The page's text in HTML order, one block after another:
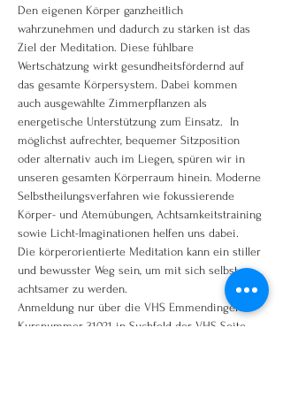
Den eigenen Körper ganzheitlich
wahrzunehmen und dadurch zu stärken ist das
Ziel der Meditation. Diese fühlbare
Wertschätzung wirkt gesundheitsfördernd auf
das gesamte Körpersystem. Dabei kommen
auch ausgewählte Zimmerpflanzen als
energetische Unterstützung zum Einsatz.  In
möglichst aufrechter, bequemer Sitzposition
oder alternativ auch im Liegen, spüren wir in
unseren gesamten Körperraum hinein. Moderne
Selbstheilungsverfahren wie fokussierende
Körper- und Atemübungen, Achtsamkeitstraining
sowie Licht-Imaginationen helfen uns dabei.
Die körperorientierte Meditation kann ein stiller
und bewusster Weg sein, um mit sich selbst
achtsamer zu werden.
Anmeldung nur über die VHS Emmendingen
Kursnummer 31021 in Suchfeld der VHS Seite